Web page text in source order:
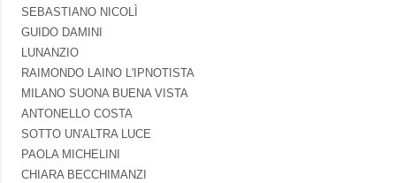
SEBASTIANO NICOLÌ
GUIDO DAMINI
LUNANZIO
RAIMONDO LAINO L'IPNOTISTA
MILANO SUONA BUENA VISTA
ANTONELLO COSTA
SOTTO UN'ALTRA LUCE
PAOLA MICHELINI
CHIARA BECCHIMANZI